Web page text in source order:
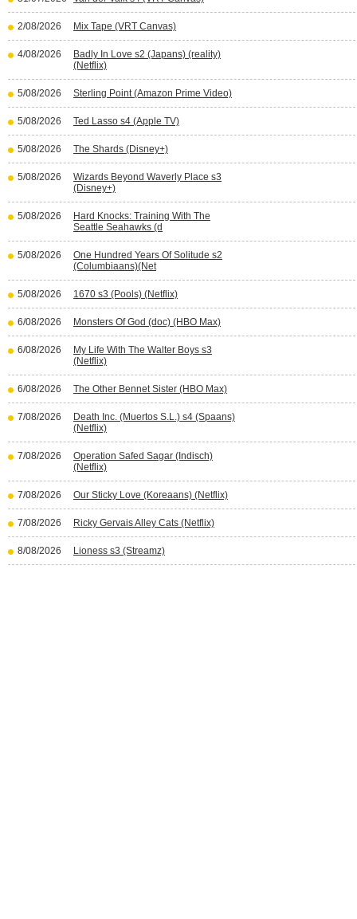
2/08/2026 Mix Tape (VRT Canvas)
4/08/2026
Badly In Love s2 (Japans) (reality)
(Netflix)
5/08/2026 Sterling Point (Amazon Prime Video)
5/08/2026 Ted Lasso s4 (Apple TV)
5/08/2026 The Shards (Disney+)
5/08/2026
Wizards Beyond Waverly Place s3
(Disney+)
5/08/2026
Hard Knocks: Training With The
Seattle Seahawks (d
5/08/2026
One Hundred Years Of Solitude s2
(Columbiaans)(Net
5/08/2026 1670 s3 (Pools) (Netflix)
6/08/2026 Monsters Of God (doc) (HBO Max)
6/08/2026
My Life With The Walter Boys s3
(Netflix)
6/08/2026 The Other Bennet Sister (HBO Max)
7/08/2026
Death Inc. (Muertos S.L.) s4 (Spaans)
(Netflix)
7/08/2026
Operation Safed Sagar (Indisch)
(Netflix)
7/08/2026 Our Sticky Love (Koreaans) (Netflix)
7/08/2026 Ricky Gervais Alley Cats (Netflix)
8/08/2026 Lioness s3 (Streamz)